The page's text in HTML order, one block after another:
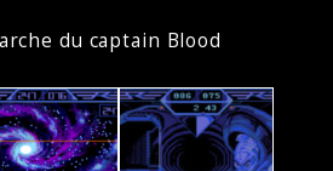
du captain Blood